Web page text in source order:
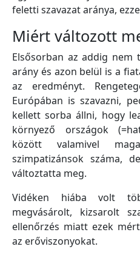
feletti szavazat aránya,
Miért változott
Elsősorban az addig nem
arány és azon belül is a
az eredményt.
Európában is szavazni,
kellett sorba állni, hogy
környező országok
között valamivel
szimpatizánsok száma,
változtatta meg.
Vidéken hiába volt
megvásárolt, kizsarolt
ellenőrzés miatt ezek
az erőviszonyokat.